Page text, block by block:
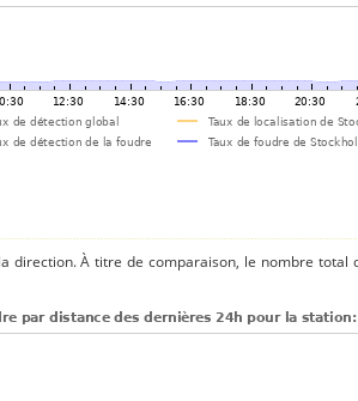
direction. À titre de comparaison, le nombre total